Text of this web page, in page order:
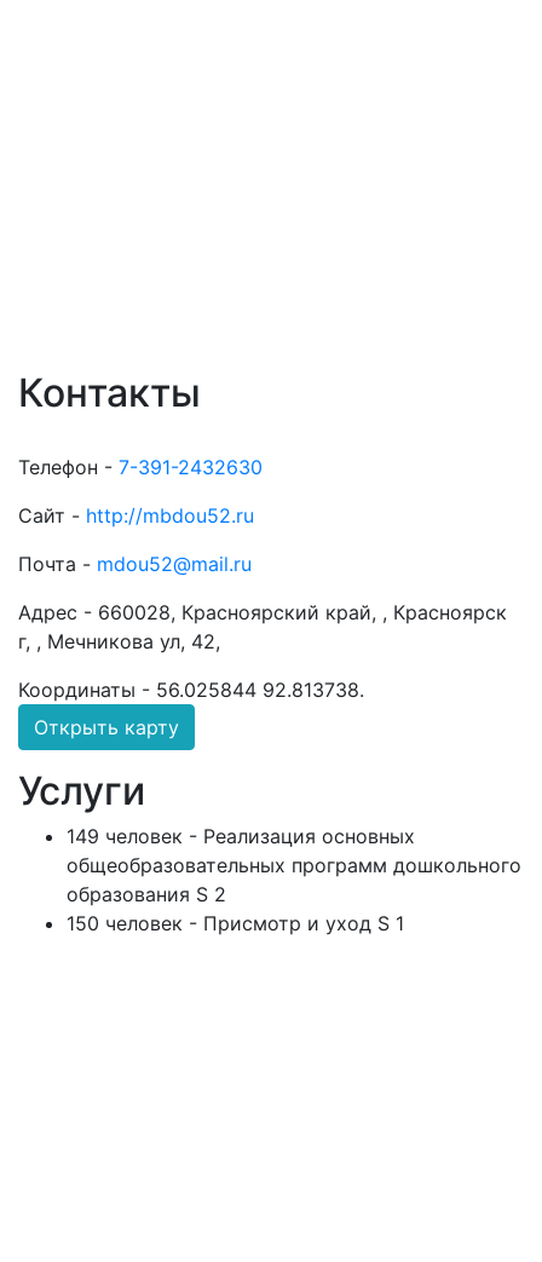
Контакты
Телефон - 7-391-2432630
Сайт - http://mbdou52.ru
Почта - mdou52@mail.ru
Адрес - 660028, Красноярский край, , Красноярск
г, , Мечникова ул, 42,
Координаты - 56.025844 92.813738.
Открыть карту
Услуги
149 человек - Реализация основных
общеобразовательных программ дошкольного
образования S 2
150 человек - Присмотр и уход S 1